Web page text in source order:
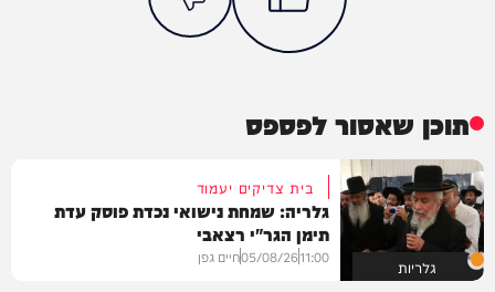
תוכן שאסור לפספס
גלריות
בית צדיקים יעמוד
גלריה: שמחת נישואי נכדת פוסק עדת
תימן הגר"י רצאבי
11:00
05/08/26חיים גפן